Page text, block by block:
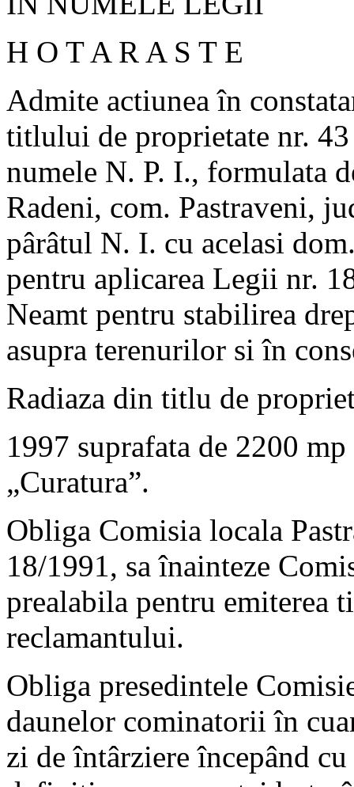
H O T A R A S T E
Admite actiunea în
titlului de proprietate nr.
numele N. P. I., formulata
Radeni, com. Pastraveni,
pârâtul N. I. cu acelasi
pentru aplicarea Legii nr.
Neamt pentru stabilirea
asupra terenurilor si în
Radiaza din titlu de
1997 suprafata de 2200
„Curatura”.
Obliga Comisia locala
18/1991, sa înainteze
prealabila pentru emiterea
reclamantului.
Obliga presedintele
daunelor cominatorii în
zi de întârziere începând